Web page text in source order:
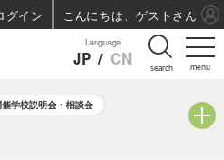
menu
Language
JP / CN search
催学校説明会・相談会
グイン こんにちは、ゲストさん